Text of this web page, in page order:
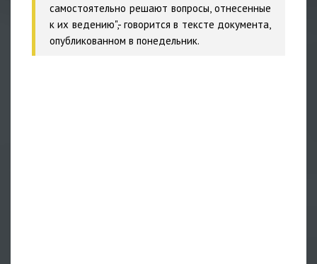
самостоятельно решают вопросы, отнесенные
к их ведению",- говорится в тексте документа,
опубликованном в понедельник.